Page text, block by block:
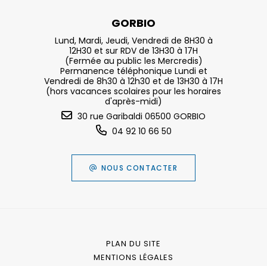
GORBIO
Lund, Mardi, Jeudi, Vendredi de 8H30 à
12H30 et sur RDV de 13H30 à 17H
(Fermée au public les Mercredis)
Permanence téléphonique Lundi et
Vendredi de 8h30 à 12h30 et de 13H30 à 17H
(hors vacances scolaires pour les horaires
d'après-midi)
30 rue Garibaldi 06500 GORBIO
04 92 10 66 50
NOUS CONTACTER
PLAN DU SITE
MENTIONS LÉGALES